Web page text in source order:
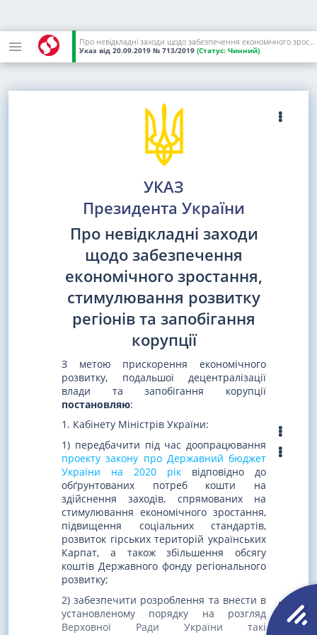
Про невідкладні заходи щодо забезпечення економічного зростання, стимулювання розвитку регіонів та запобігання корупції
Указ від 20.09.2019 № 713/2019 (Статус: Чинний)
УКАЗ
Президента України
Про невідкладні заходи
щодо забезпечення
економічного зростання,
стимулювання розвитку
регіонів та запобігання
корупції
З метою прискорення економічного
розвитку, подальшої децентралізації
влади та запобігання корупції
постановляю:
1. Кабінету Міністрів України:
1) передбачити під час доопрацювання
проекту закону про Державний бюджет
України на 2020 рік відповідно до
обґрунтованих потреб кошти на
здійснення заходів, спрямованих на
стимулювання економічного зростання,
підвищення соціальних стандартів,
розвиток гірських територій українських
Карпат, а також збільшення обсягу
коштів Державного фонду регіонального
розвитку;
2) забезпечити розроблення та внести в
установленому порядку на розгляд
Верховної Ради України такі